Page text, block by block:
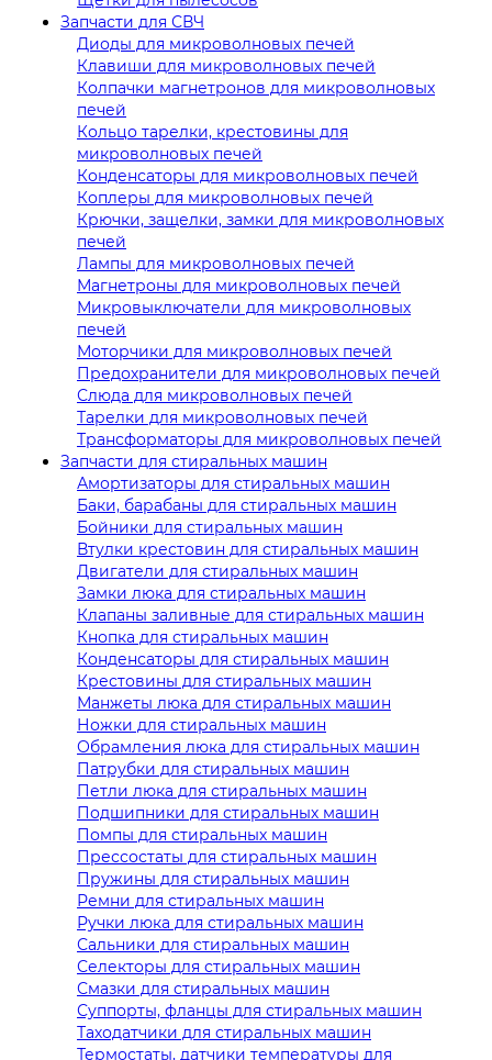
Запчасти для СВЧ
Диоды для микроволновых печей
Клавиши для микроволновых печей
Колпачки магнетронов для микроволновых
печей
Кольцо тарелки, крестовины для
микроволновых печей
Конденсаторы для микроволновых печей
Коплеры для микроволновых печей
Крючки, защелки, замки для микроволновых
печей
Лампы для микроволновых печей
Магнетроны для микроволновых печей
Микровыключатели для микроволновых
печей
Моторчики для микроволновых печей
Предохранители для микроволновых печей
Слюда для микроволновых печей
Тарелки для микроволновых печей
Трансформаторы для микроволновых печей
Запчасти для стиральных машин
Амортизаторы для стиральных машин
Баки, барабаны для стиральных машин
Бойники для стиральных машин
Втулки крестовин для стиральных машин
Двигатели для стиральных машин
Замки люка для стиральных машин
Клапаны заливные для стиральных машин
Кнопка для стиральных машин
Конденсаторы для стиральных машин
Крестовины для стиральных машин
Манжеты люка для стиральных машин
Ножки для стиральных машин
Обрамления люка для стиральных машин
Патрубки для стиральных машин
Петли люка для стиральных машин
Подшипники для стиральных машин
Помпы для стиральных машин
Прессостаты для стиральных машин
Пружины для стиральных машин
Ремни для стиральных машин
Ручки люка для стиральных машин
Сальники для стиральных машин
Селекторы для стиральных машин
Смазки для стиральных машин
Суппорты, фланцы для стиральных машин
Таходатчики для стиральных машин
Термостаты, датчики температуры для